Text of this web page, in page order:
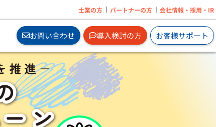
士業の方 パートナーの方 会社情報・採用・IR
オンプレで業務ソフトを2ヶ月無料体験から
お問い合わせ 導入検討の方 お客様サポート